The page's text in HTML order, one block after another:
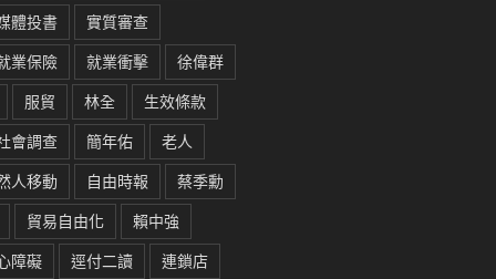
體投書
實質審查
業保險
就業衝擊
徐偉群
服貿
林全
生效條款
會調查
簡年佑
老人
人移動
自由時報
蔡季勳
貿易自由化
賴中強
障礙
逕付二讀 連鎖店